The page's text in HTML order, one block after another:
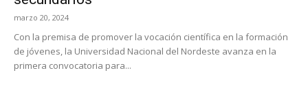
marzo 20, 2024
Con la premisa de promover la vocación científica en la formación
de jóvenes, la Universidad Nacional del Nordeste avanza en la
primera convocatoria para...